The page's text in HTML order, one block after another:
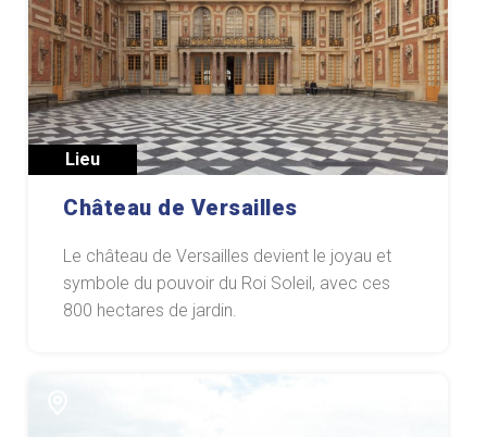
Lieu
Château de Versailles
Le château de Versailles devient le joyau et
symbole du pouvoir du Roi Soleil, avec ces
800 hectares de jardin.